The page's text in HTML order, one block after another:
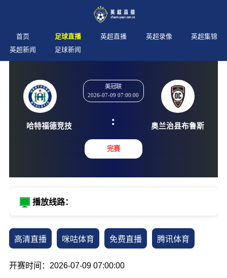
首页 足球直播 英超直播 英超录像
英超集锦
英超新闻
足球新闻
哈特福德竞技 :
播放线路：
高清直播 咪咕体育 免费直播 腾讯体育
开赛时间：2026-07-09 07:00:00